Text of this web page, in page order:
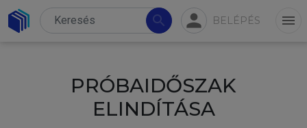
search person BELÉPÉS menu
PRÓBAIDŐSZAK
ELINDÍTÁSA